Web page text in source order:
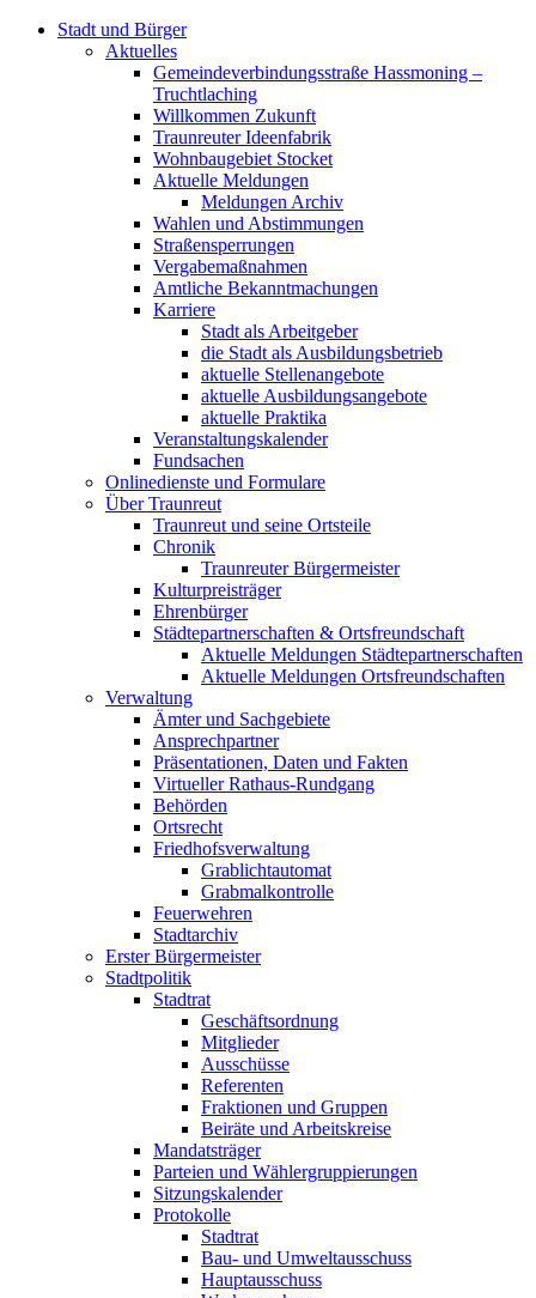
Stadt und Bürger
Aktuelles
Gemeindeverbindungsstraße Hassmoning –
Truchtlaching
Willkommen Zukunft
Traunreuter Ideenfabrik
Wohnbaugebiet Stocket
Aktuelle Meldungen
Meldungen Archiv
Wahlen und Abstimmungen
Straßensperrungen
Vergabemaßnahmen
Amtliche Bekanntmachungen
Karriere
Stadt als Arbeitgeber
die Stadt als Ausbildungsbetrieb
aktuelle Stellenangebote
aktuelle Ausbildungsangebote
aktuelle Praktika
Veranstaltungskalender
Fundsachen
Onlinedienste und Formulare
Über Traunreut
Traunreut und seine Ortsteile
Chronik
Traunreuter Bürgermeister
Kulturpreisträger
Ehrenbürger
Städtepartnerschaften & Ortsfreundschaft
Aktuelle Meldungen Städtepartnerschaften
Aktuelle Meldungen Ortsfreundschaften
Verwaltung
Ämter und Sachgebiete
Ansprechpartner
Präsentationen, Daten und Fakten
Virtueller Rathaus-Rundgang
Behörden
Ortsrecht
Friedhofsverwaltung
Grablichtautomat
Grabmalkontrolle
Feuerwehren
Stadtarchiv
Erster Bürgermeister
Stadtpolitik
Stadtrat
Geschäftsordnung
Mitglieder
Ausschüsse
Referenten
Fraktionen und Gruppen
Beiräte und Arbeitskreise
Mandatsträger
Parteien und Wählergruppierungen
Sitzungskalender
Protokolle
Stadtrat
Bau- und Umweltausschuss
Hauptausschuss